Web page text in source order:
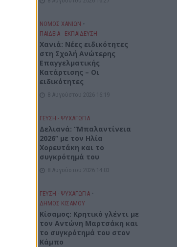
ΝΟΜΌΣ ΧΑΝΊΩΝ •
ΠΑΙΔΕΙΑ - ΕΚΠΑΙΔΕΥΣΗ
Χανιά: Νέες ειδικότητες
στη Σχολή Ανώτερης
Επαγγελματικής
Κατάρτισης – Οι
ειδικότητες
8 Αυγούστου 2026 16:19
ΓΕΎΣΗ - ΨΥΧΑΓΩΓΊΑ
Δελιανά: “Μπαλαντίνεια
2026” με τον Ηλία
Χορευτάκη και το
συγκρότημά του
8 Αυγούστου 2026 14:03
ΓΕΎΣΗ - ΨΥΧΑΓΩΓΊΑ •
ΔΉΜΟΣ ΚΙΣΆΜΟΥ
Kίσαμος: Κρητικό γλέντι με
τον Αντώνη Μαρτσάκη και
το συγκρότημά του στον
Κάμπο